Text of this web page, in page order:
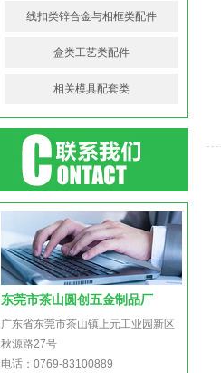
线扣类锌合金与相框类配件
盒类工艺类配件
相关模具配套类
东莞市茶山圆创五金制品厂
广东省东莞市茶山镇上元工业园新区
秋源路27号
电话：0769-83100889